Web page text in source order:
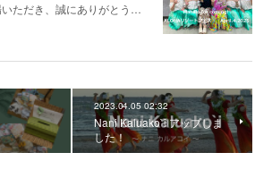
ただき、誠にありがとう…
2023.04.05 02:32
Nani Kaluako`i アップしま
した！